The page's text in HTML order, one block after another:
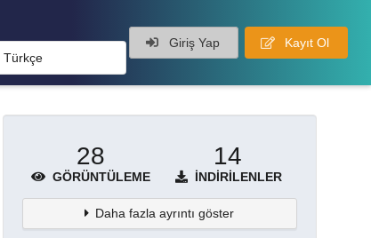
Türkçe
Giriş Yap Kayıt Ol
28
GÖRÜNTÜLEME
14
İNDIRILENLER
Daha fazla ayrıntı göster